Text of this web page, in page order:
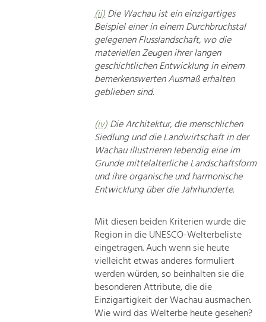
Klimawandel, öffentlicher Verkehr und
erneuerbare Energie
Steigerung regionaler Wertschöpfung
(ii)Die Wachau ist ein einzigartiges
Beispiel einer in einem Durchbruchstal
gelegenen Flusslandschaft, wo die
materiellen Zeugen ihrer langen
geschichtlichen Entwicklung in einem
bemerkenswerten Ausmaß erhalten
geblieben sind.
(iv)Die Architektur, die menschlichen
Siedlung und die Landwirtschaft in der
Wachau illustrieren lebendig eine im
Grunde mittelalterliche Landschaftsform
und ihre organische und harmonische
Entwicklung über die Jahrhunderte.
Mit diesen beiden Kriterien wurde die
Region in die UNESCO-Welterbeliste
eingetragen. Auch wenn sie heute
vielleicht etwas anderes formuliert
werden würden, so beinhalten sie die
besonderen Attribute, die die
Einzigartigkeit der Wachau ausmachen.
Wie wird das Welterbe heute gesehen?